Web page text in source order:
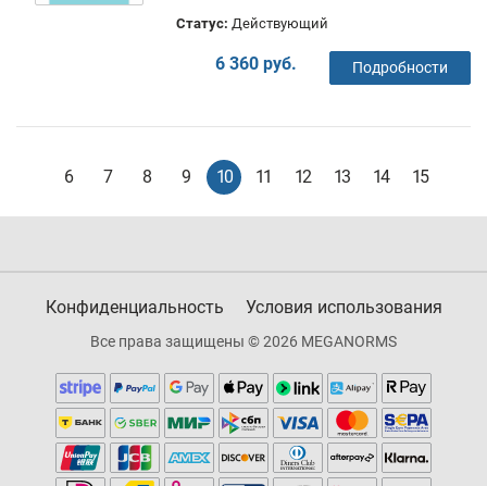
Статус: Действующий
6 360 руб. Подробности
6 7 8 9 10 11 12 13 14 15
Конфиденциальность Условия использования
Все права защищены © 2026 MEGANORMS